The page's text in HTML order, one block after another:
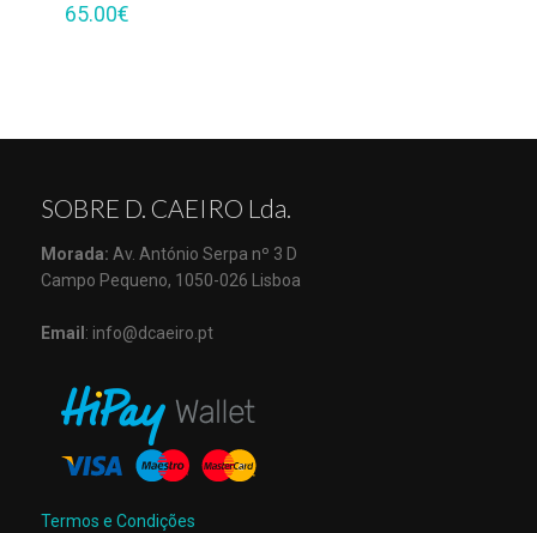
65.00€
SOBRE D. CAEIRO Lda.
Morada: Av. António Serpa nº 3 D
Campo Pequeno, 1050-026 Lisboa
Email : info@dcaeiro.pt
Termos e Condições